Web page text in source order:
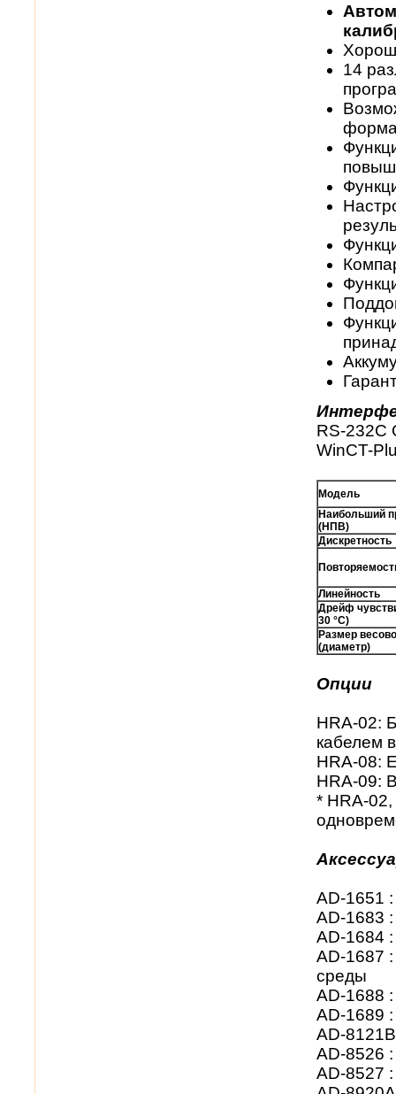
14
RS-232C
WinCT-
Модель
Наибольший
(НПВ)
Дискретность
Линейность
Дрейф
30 °C)
Размер
(диаметр)
Опции
HRA-02:
кабелем
HRA-08:
HRA-09:
* HRA-
AD-1651
AD-1683 :
AD-1684 :
AD-1687
среды
AD-1688
AD-1689
AD-
AD-8526
AD-8527